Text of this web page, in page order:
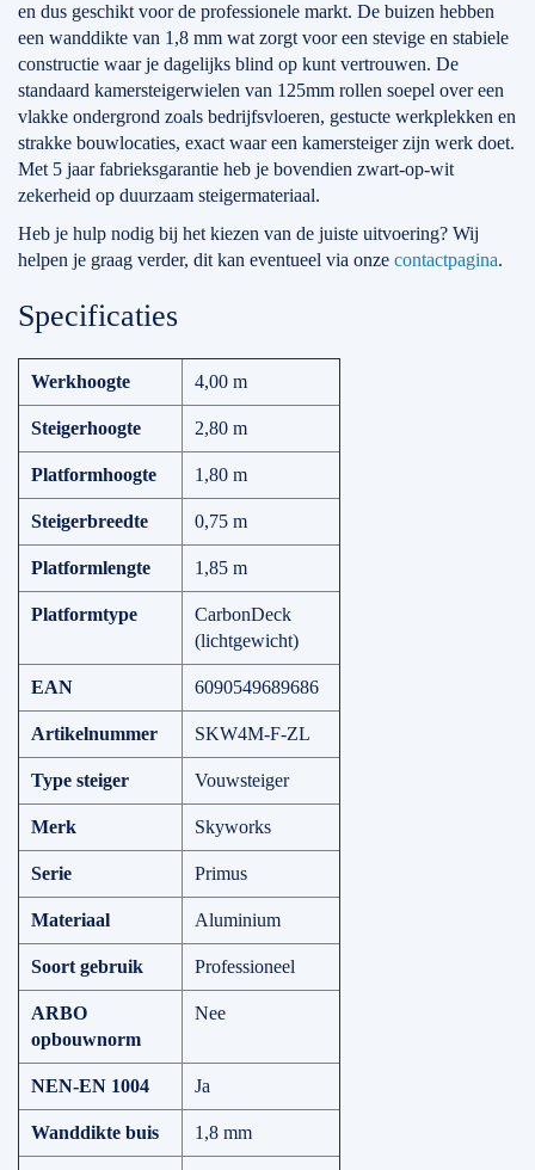
en dus geschikt voor de professionele markt. De buizen hebben
een wanddikte van 1,8 mm wat zorgt voor een stevige en stabiele
constructie waar je dagelijks blind op kunt vertrouwen. De
standaard kamersteigerwielen van 125mm rollen soepel over een
vlakke ondergrond zoals bedrijfsvloeren, gestucte werkplekken en
strakke bouwlocaties, exact waar een kamersteiger zijn werk doet.
Met 5 jaar fabrieksgarantie heb je bovendien zwart-op-wit
zekerheid op duurzaam steigermateriaal.
Heb je hulp nodig bij het kiezen van de juiste uitvoering? Wij
helpen je graag verder, dit kan eventueel via onze contactpagina.
Specificaties
Werkhoogte 4,00 m
Steigerhoogte 2,80 m
Platformhoogte 1,80 m
Steigerbreedte 0,75 m
Platformlengte 1,85 m
Platformtype
CarbonDeck
(lichtgewicht)
EAN 6090549689686
Artikelnummer SKW4M-F-ZL
Type steiger Vouwsteiger
Merk Skyworks
Serie Primus
Materiaal Aluminium
Soort gebruik Professioneel
ARBO
opbouwnorm
Nee
NEN-EN 1004 Ja
Wanddikte buis 1,8 mm